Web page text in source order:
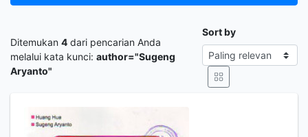
Ditemukan 4 dari pencarian Anda
melalui kata kunci: author="Sugeng
Aryanto"
Sort by